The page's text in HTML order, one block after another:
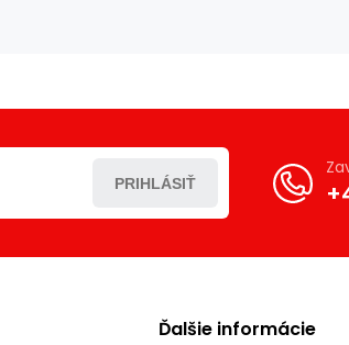
PRIHLÁSIŤ
Ďalšie informácie